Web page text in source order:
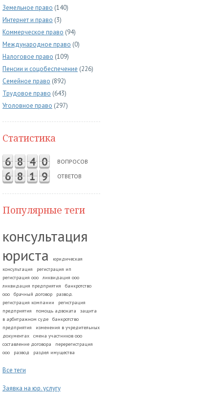
Земельное право (140)
Интернет и право (3)
Коммерческое право (94)
Международное право (0)
Налоговое право (109)
Пенсии и соцобеспечение (226)
Семейное право (892)
Трудовое право (643)
Уголовное право (297)
Статистика
6 8 4 0 ВОПРОСОВ
6 8 1 9 ОТВЕТОВ
Популярные теги
консультация
юриста
юридическая
консультация
регистрация ип
регистрация ооо
ликвидация ооо
ликвидация предприятия
банкротство
ооо
брачный договор
развод.
регистрация компании
регистрация
предприятия
помощь адвоката
защита
в арбитражном суде
банкротство
предприятия
изменения в учредительных
документах
смена участников ооо
составление договора
перерегистрация
ооо
развод раздел имущества
Все теги
Заявка на юр. услугу